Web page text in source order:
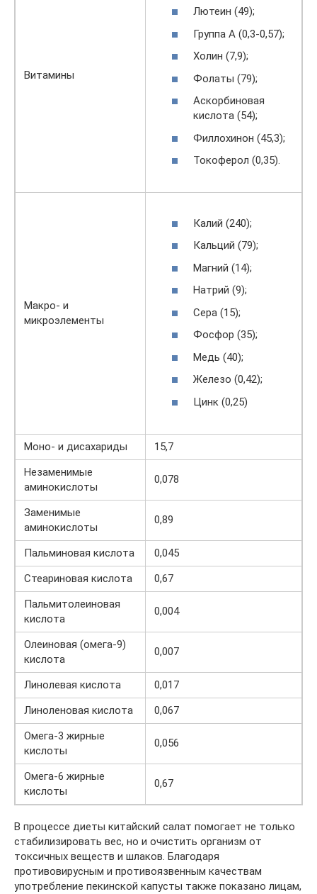
Витамины
Лютеин (49);
Группа А (0,3-0,57);
Холин (7,9);
Фолаты (79);
Аскорбиновая
кислота (54);
Филлохинон (45,3);
Токоферол (0,35).
Макро- и
микроэлементы
Калий (240);
Кальций (79);
Магний (14);
Натрий (9);
Сера (15);
Фосфор (35);
Медь (40);
Железо (0,42);
Цинк (0,25)
Моно- и дисахариды
15,7
Незаменимые
аминокислоты
0,078
Заменимые
аминокислоты
0,89
Пальминовая кислота
0,045
Стеариновая кислота
0,67
Пальмитолеиновая
кислота
0,004
Олеиновая (омега-9)
кислота
0,007
Линолевая кислота
0,017
Линоленовая кислота
0,067
Омега-3 жирные
кислоты
0,056
Омега-6 жирные
кислоты
0,67
В процессе диеты китайский салат помогает не только
стабилизировать вес, но и очистить организм от
токсичных веществ и шлаков. Благодаря
противовирусным и противоязвенным качествам
употребление пекинской капусты также показано лицам,